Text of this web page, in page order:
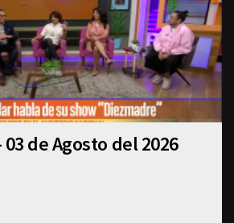
de Agosto del 2026